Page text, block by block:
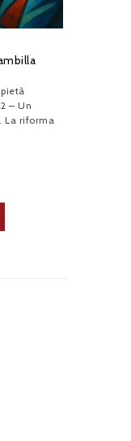
– Un
La riforma